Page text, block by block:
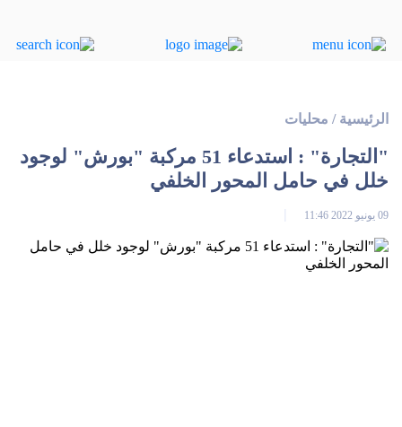
الرئيسية / محليات
"التجارة" : استدعاء 51 مركبة "بورش" لوجود
خلل في حامل المحور الخلفي
09 يونيو 2022 11:46